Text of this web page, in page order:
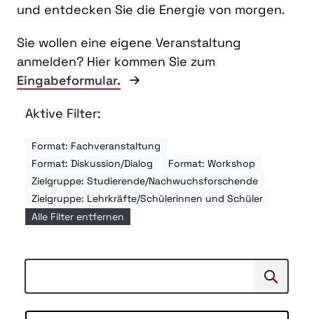
und entdecken Sie die Energie von morgen.
Sie wollen eine eigene Veranstaltung
anmelden? Hier kommen Sie zum
Eingabeformular.
Aktive Filter:
Format: Fachveranstaltung
Format: Diskussion/Dialog
Format: Workshop
Zielgruppe: Studierende/Nachwuchsforschende
Zielgruppe: Lehrkräfte/Schülerinnen und Schüler
Alle Filter entfernen
Suchen